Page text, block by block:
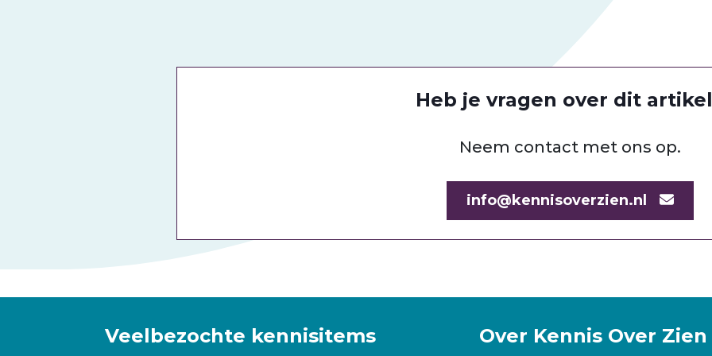
Heb je vragen over dit
Neem contact met ons op.
info@kennisoverzien.nl
Veelbezochte kennisitems Over Kennis Over Zien